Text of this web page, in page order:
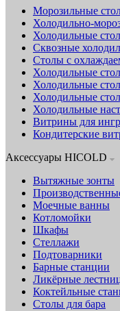
Морозильные
Холодильно-
Холодильные
Сквозные
Столы с
Холодильные
Холодильные
Холодильные
Холодильные
Витрины для
Кондитерские
Аксессуары HICOLD
Вытяжные зонты
Моечные ванны
Котломойки
Шкафы
Стеллажи
Подтоварники
Барные станции
Ликёрные
Коктейльные
Столы для бара